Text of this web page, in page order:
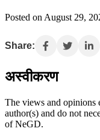
Posted on August 29,
Share:
अस्वीकरण
The views and opinions
author(s) and do not
of NeGD.